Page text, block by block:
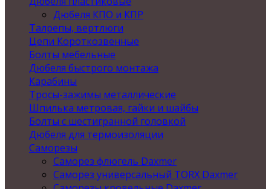
Дюбеля КПО и КПР
Талрепы, вертлюги
Цепи Короткозвенные
Болты мебельные
Дюбеля быстрого монтажа
Карабины
Тросы-зажимы металлические
Шпилька метровая, гайки и шайбы
Болты с шестигранной головкой
Дюбеля для термоизоляции
Саморезы
Саморез флюгель Daxmer
Саморез универсальный TORX Daxmer